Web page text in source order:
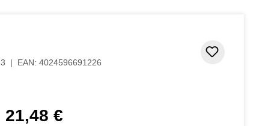
| EAN: 4024596691226
Precio normal:
21,48 €